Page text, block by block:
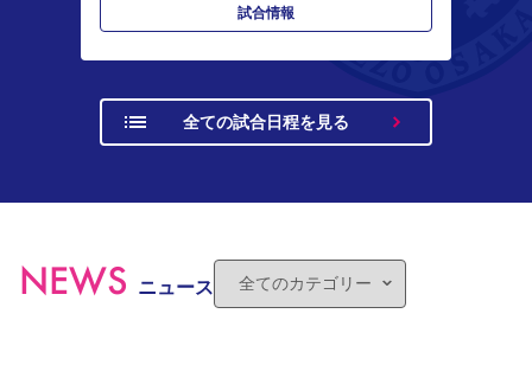
試合情報
全ての試合日程を見る
NEWS ニュース